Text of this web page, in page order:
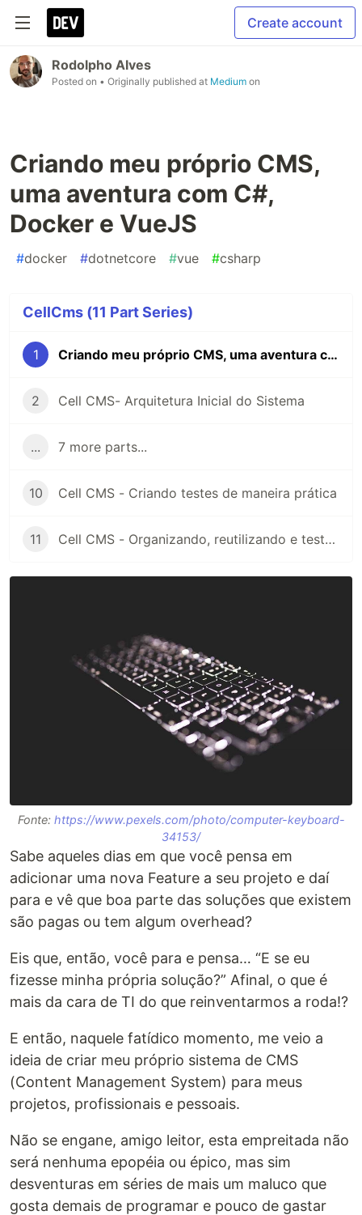
Create account
Rodolpho Alves
Posted on • Originally published at Medium on
Criando meu próprio CMS,
uma aventura com C#,
Docker e VueJS
#docker #dotnetcore #vue #csharp
CellCms (11 Part Series)
1 Criando meu próprio CMS, uma aventura com C#, Docker e VueJS
2 Cell CMS- Arquitetura Inicial do Sistema
... 7 more parts...
10 Cell CMS - Criando testes de maneira prática
11 Cell CMS - Organizando, reutilizando e testando consultas do EntityFramework Core
Fonte: https://www.pexels.com/photo/computer-keyboard-
34153/
Sabe aqueles dias em que você pensa em
adicionar uma nova Feature a seu projeto e daí
para e vê que boa parte das soluções que existem
são pagas ou tem algum overhead?
Eis que, então, você para e pensa… “E se eu
fizesse minha própria solução?” Afinal, o que é
mais da cara de TI do que reinventarmos a roda!?
E então, naquele fatídico momento, me veio a
ideia de criar meu próprio sistema de CMS
(Content Management System) para meus
projetos, profissionais e pessoais.
Não se engane, amigo leitor, esta empreitada não
será nenhuma epopéia ou épico, mas sim
desventuras em séries de mais um maluco que
gosta demais de programar e pouco de gastar